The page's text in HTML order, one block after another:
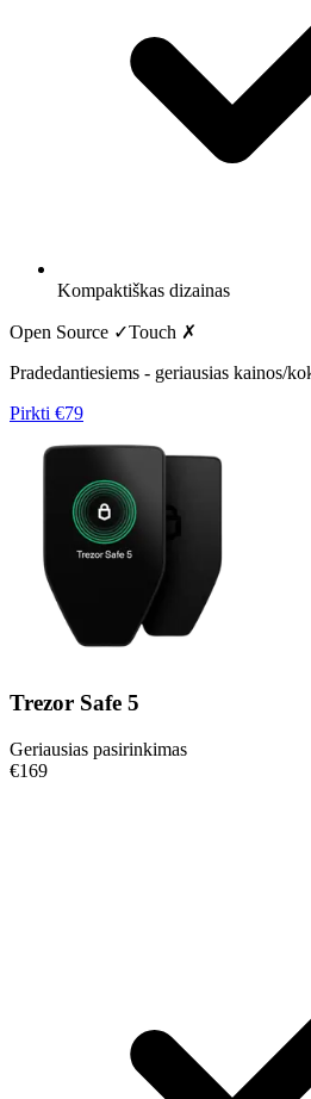
Kompaktiškas dizainas
Open Source ✓Touch ✗
Pradedantiesiems - geriausias kainos/
Pirkti €79
Trezor Safe 5
Geriausias pasirinkimas
€169